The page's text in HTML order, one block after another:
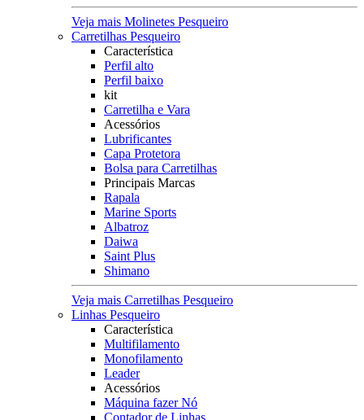
Veja mais Molinetes Pesqueiro
Carretilhas Pesqueiro
Característica
Perfil alto
Perfil baixo
kit
Carretilha e Vara
Acessórios
Lubrificantes
Capa Protetora
Bolsa para Carretilhas
Principais Marcas
Rapala
Marine Sports
Albatroz
Daiwa
Saint Plus
Shimano
Veja mais Carretilhas Pesqueiro
Linhas Pesqueiro
Característica
Multifilamento
Monofilamento
Leader
Acessórios
Máquina fazer Nó
Contador de Linhas